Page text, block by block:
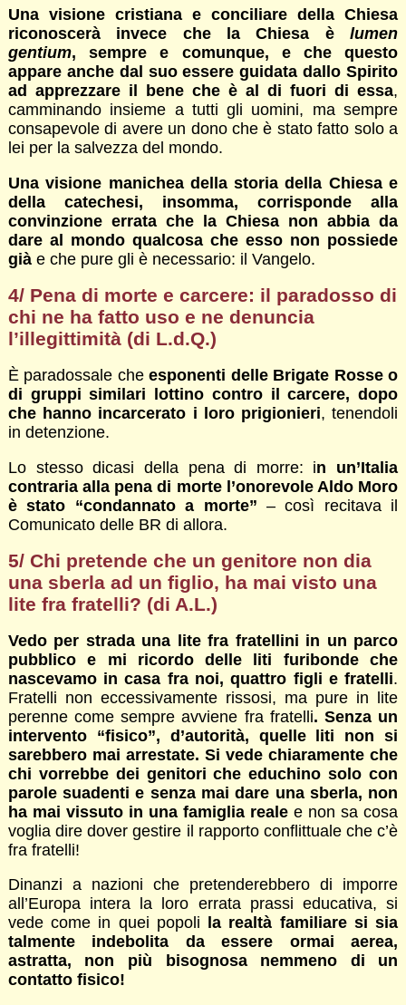
Una visione cristiana e conciliare della Chiesa
riconoscerà invece che la Chiesa èlumen
gentium, sempre e comunque, e che questo
appare anche dal suo essere guidata dallo Spirito
ad apprezzare il bene che è al di fuori di essa,
camminando insieme a tutti gli uomini, ma sempre
consapevole di avere un dono che è stato fatto solo a
lei per la salvezza del mondo.
Una visione manichea della storia della Chiesa e
della catechesi, insomma, corrisponde alla
convinzione errata che la Chiesa non abbia da
dare al mondo qualcosa che esso non possiede
giàe che pure gli è necessario: il Vangelo.
4/ Pena di morte e carcere: il paradosso di
chi ne ha fatto uso e ne denuncia
l’illegittimità (di L.d.Q.)
È paradossale cheesponenti delle Brigate Rosse o
di gruppi similari lottino contro il carcere, dopo
che hanno incarcerato i loro prigionieri, tenendoli
in detenzione.
Lo stesso dicasi della pena di morre: in un’Italia
contraria alla pena di morte l’onorevole Aldo Moro
è stato “condannato a morte” – così recitava il
Comunicato delle BR di allora.
5/ Chi pretende che un genitore non dia
una sberla ad un figlio, ha mai visto una
lite fra fratelli? (di A.L.)
Vedo per strada una lite fra fratellini in un parco
pubblico e mi ricordo delle liti furibonde che
nascevamo in casa fra noi, quattro figli e fratelli.
Fratelli non eccessivamente rissosi, ma pure in lite
perenne come sempre avviene fra fratelli. Senza un
intervento “fisico”, d’autorità, quelle liti non si
sarebbero mai arrestate. Si vede chiaramente che
chi vorrebbe dei genitori che educhino solo con
parole suadenti e senza mai dare una sberla, non
ha mai vissuto in una famiglia reale e non sa cosa
voglia dire dover gestire il rapporto conflittuale che c’è
fra fratelli!
Dinanzi a nazioni che pretenderebbero di imporre
all’Europa intera la loro errata prassi educativa, si
vede come in quei popoli
la realtà familiare si sia
talmente indebolita da essere ormai aerea,
astratta, non più bisognosa nemmeno di un
contatto fisico!